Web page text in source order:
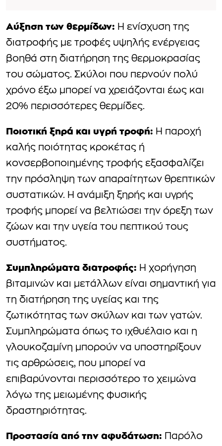
Αύξηση των θερμίδων: Η ενίσχυση της
διατροφής με τροφές υψηλής ενέργειας
βοηθά στη διατήρηση της θερμοκρασίας
του σώματος. Σκύλοι που περνούν πολύ
χρόνο έξω μπορεί να χρειάζονται έως και
20% περισσότερες θερμίδες.
Ποιοτική ξηρά και υγρή τροφή: Η παροχή
καλής ποιότητας κροκέτας ή
κονσερβοποιημένης τροφής εξασφαλίζει
την πρόσληψη των απαραίτητων θρεπτικών
συστατικών. Η ανάμιξη ξηρής και υγρής
τροφής μπορεί να βελτιώσει την όρεξη των
ζώων και την υγεία του πεπτικού τους
συστήματος.
Συμπληρώματα διατροφής: Η χορήγηση
βιταμινών και μετάλλων είναι σημαντική για
τη διατήρηση της υγείας και της
ζωτικότητας των σκύλων και των γατών.
Συμπληρώματα όπως το ιχθυέλαιο και η
γλουκοζαμίνη μπορούν να υποστηρίξουν
τις αρθρώσεις, που μπορεί να
επιβαρύνονται περισσότερο το χειμώνα
λόγω της μειωμένης φυσικής
δραστηριότητας.
Προστασία από την αφυδάτωση: Παρόλο